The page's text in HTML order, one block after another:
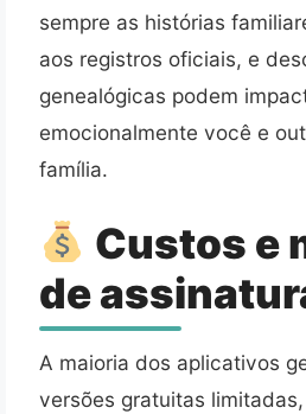
sempre as histórias
aos registros oficiais, e
genealógicas podem
emocionalmente você e
família.
Custos e
de
A maioria dos aplicativos
versões gratuitas